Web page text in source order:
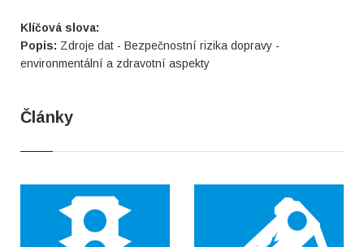
Klíčová slova:
Popis: Zdroje dat - Bezpečnostní rizika dopravy -
environmentální a zdravotní aspekty
Články